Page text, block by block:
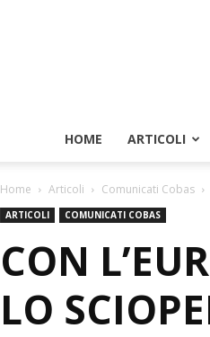
HOME ARTICOLI
Home Articoli Comunicati Cobas
ARTICOLI COMUNICATI COBAS
CON
LO